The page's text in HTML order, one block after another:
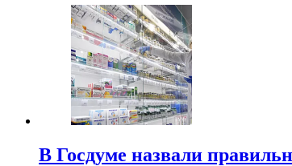
В Госдуме назвали